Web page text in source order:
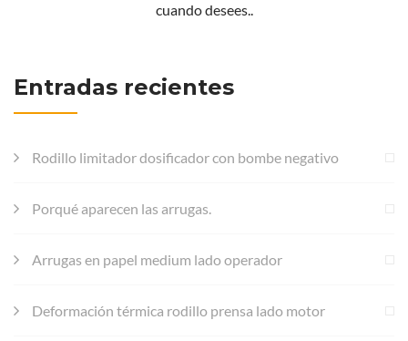
cuando desees..
Entradas recientes
Rodillo limitador dosificador con bombe negativo
Porqué aparecen las arrugas.
Arrugas en papel medium lado operador
Deformación térmica rodillo prensa lado motor